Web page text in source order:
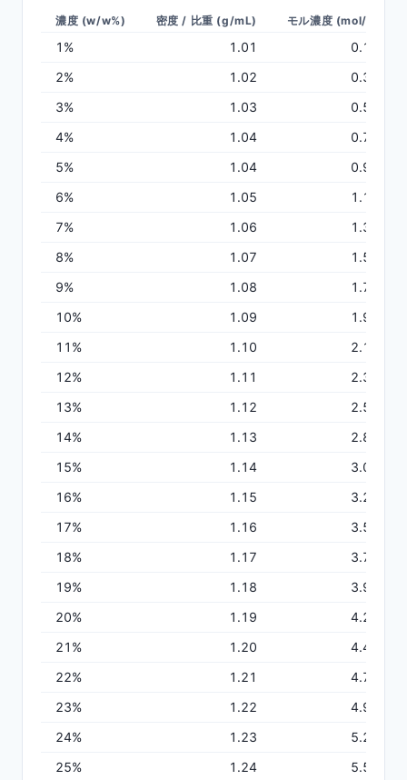
濃度 (w/w%) 密度 / 比重 (g/mL) モル濃度 (mol/L)
1 % 1.01
0.18
2% 1.02
0.36
3% 1.03
0.55
4% 1.04
0.74
5% 1.04
0.93
6% 1.05
1.13
7% 1.06
1.32
8% 1.07
1.53
9% 1.08
1.73
10% 1.09
1.94
11 % 1.10
2.16
12% 1.11
2.37
13% 1.12
2.59
14% 1.13
2.82
15% 1.14
3.05
16% 1.15
3.28
17% 1.16
3.51
18% 1.17
3.75
19% 1.18
3.99
20% 1.19
4.24
21 % 1.20
4.48
22% 1.21
4.74
23% 1.22
4.99
24% 1.23
5.25
25% 1.24 5.52